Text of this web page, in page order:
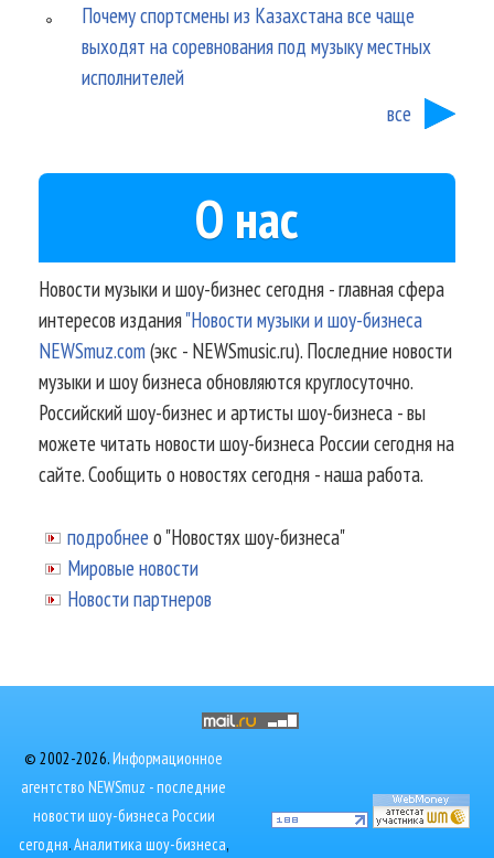
Почему спортсмены из Казахстана все чаще
выходят на соревнования под музыку местных
исполнителей
все
О нас
Новости музыки и шоу-бизнес сегодня - главная сфера
интересов издания"Новости музыки и шоу-бизнеса
NEWSmuz.com(экс - NEWSmusic.ru). Последние новости
музыки и шоу бизнеса обновляются круглосуточно.
Российский шоу-бизнес и артисты шоу-бизнеса - вы
можете читать новости шоу-бизнеса России сегодня на
сайте. Сообщить о новостях сегодня - наша работа.
подробнее о "Новостях шоу-бизнеса"
Мировые новости
Новости партнеров
© 2002-2026.Информационное
агентство NEWSmuz - последние
новости шоу-бизнеса России
сегодня.Аналитика шоу-бизнеса,